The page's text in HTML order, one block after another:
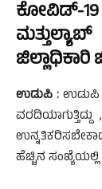
ಕೋವಿಡ್-19
ಉಡುಪಿ : ಉಡುಪಿ
ಹೆಚ್ಚಿನ ಸಂಖ್ಯೆಯಲ್ಲಿ